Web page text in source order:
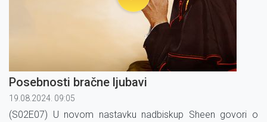
Posebnosti bračne ljubavi
19.08.2024. 09:05
(S02E07) U novom nastavku nadbiskup Sheen govori o